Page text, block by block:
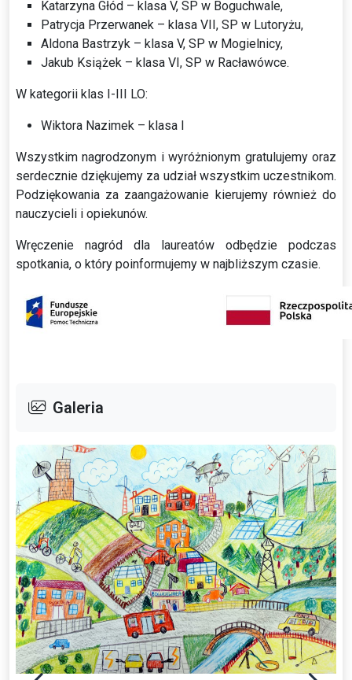
Katarzyna Głód – klasa V, SP w Boguchwale,
Patrycja Przerwanek – klasa VII, SP w Lutoryżu,
Aldona Bastrzyk – klasa V, SP w Mogielnicy,
Jakub Książek – klasa VI, SP w Racławówce.
W kategorii klas I-III LO:
Wiktora Nazimek – klasa I
Wszystkim nagrodzonym i wyróżnionym gratulujemy oraz
serdecznie dziękujemy za udział wszystkim uczestnikom.
Podziękowania za zaangażowanie kierujemy również do
nauczycieli i opiekunów.
Wręczenie nagród dla laureatów odbędzie podczas
spotkania, o który poinformujemy w najbliższym czasie.
Galeria